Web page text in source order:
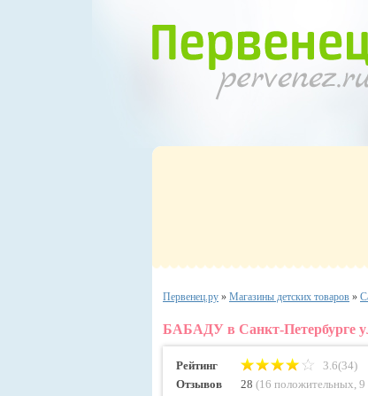
Первенец.ру » Магазины детских товаров »
БАБАДУ в Санкт-Петербурге
Рейтинг
3.6(34)
Отзывов
28 (16 положительных, 9